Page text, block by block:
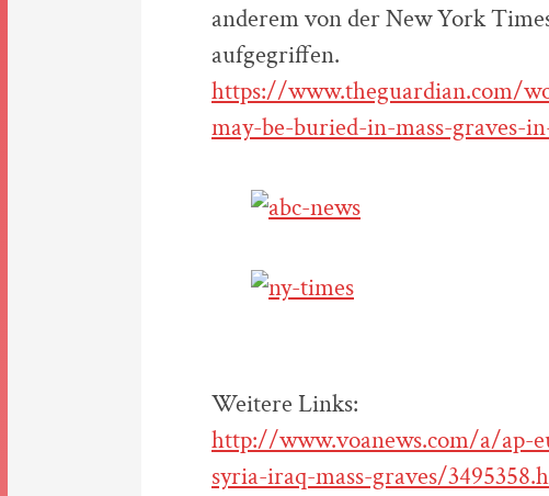
anderem von der New York
aufgegriffen.
https://www.theguardian.com/
may-be-buried-in-mass-graves-
Weitere Links:
http://www.voanews.com/a/ap-
syria-iraq-mass-graves/